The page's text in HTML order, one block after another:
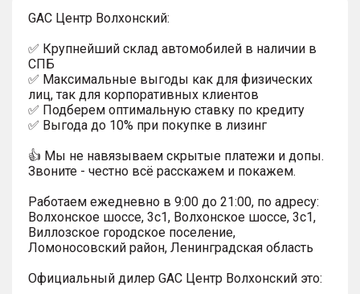
GAC Центр Волхонский:
✅ Крупнейший склад автомобилей в наличии в
СПБ
✅ Максимальные выгоды как для физических
лиц, так для корпоративных клиентов
✅ Подберем оптимальную ставку по кредиту
✅ Выгода до 10% при покупке в лизинг
👍 Мы не навязываем скрытые платежи и допы.
Звоните - честно всё расскажем и покажем.
Работаем ежедневно в 9:00 до 21:00, по адресу:
Волхонское шоссе, 3с1, Волхонское шоссе, 3с1,
Виллозское городское поселение,
Ломоносовский район, Ленинградская область
Официальный дилер GAC Центр Волхонский это: